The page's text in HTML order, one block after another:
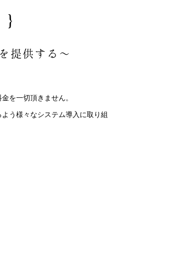
提供する～
を一切頂きません。
う様々なシステム導入に取り組